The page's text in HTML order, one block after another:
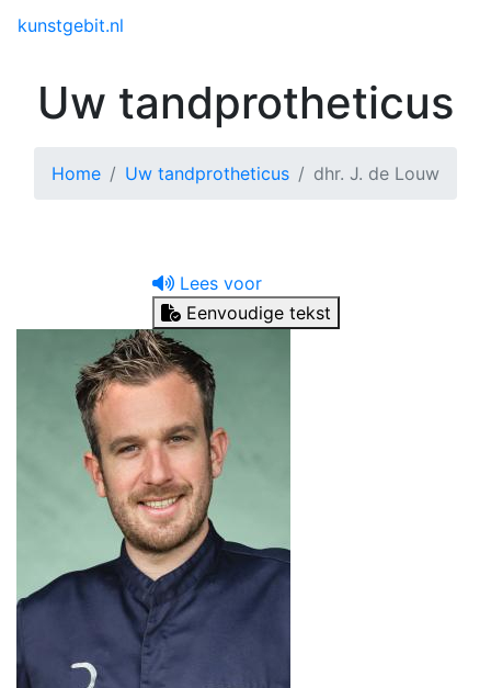
kunstgebit.nl
Uw tandprotheticus
Home Uw tandprotheticus dhr. J. de Louw
Lees voor
Eenvoudige tekst